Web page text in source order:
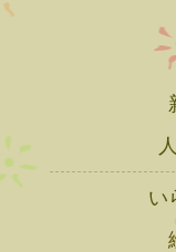
い